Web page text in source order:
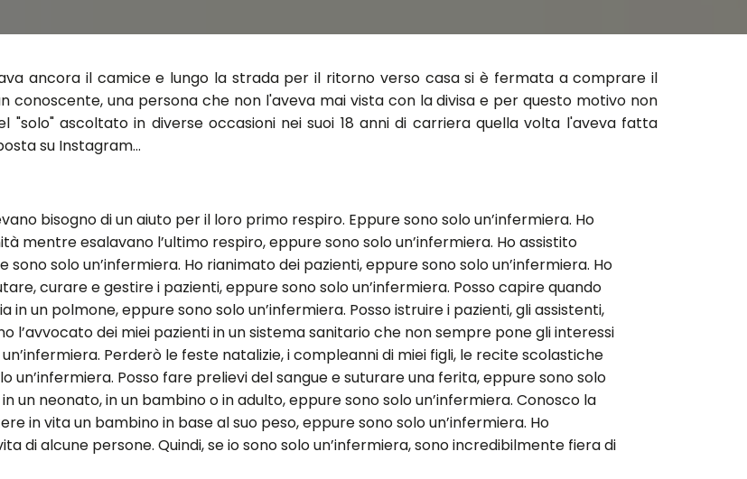
ancora il camice e lungo la strada per il ritorno verso casa si è fermata a comprare il
conoscente, una persona che non l'aveva mai vista con la divisa e per questo motivo non
"solo" ascoltato in diverse occasioni nei suoi 18 anni di carriera quella volta l'aveva fatta
su Instagram...
bisogno di un aiuto per il loro primo respiro. Eppure sono solo un’infermiera. Ho
mentre esalavano l’ultimo respiro, eppure sono solo un’infermiera. Ho assistito
solo un’infermiera. Ho rianimato dei pazienti, eppure sono solo un’infermiera. Ho
curare e gestire i pazienti, eppure sono solo un’infermiera. Posso capire quando
in un polmone, eppure sono solo un’infermiera. Posso istruire i pazienti, gli assistenti,
l’avvocato dei miei pazienti in un sistema sanitario che non sempre pone gli interessi
Perderò le feste natalizie, i compleanni di miei figli, le recite scolastiche
un’infermiera. Posso fare prelievi del sangue e suturare una ferita, eppure sono solo
un neonato, in un bambino o in adulto, eppure sono solo un’infermiera. Conosco la
in vita un bambino in base al suo peso, eppure sono solo un’infermiera. Ho
di alcune persone. Quindi, se io sono solo un’infermiera, sono incredibilmente fiera di